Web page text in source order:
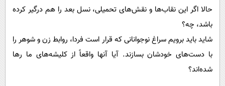
حالا اگر این نقاب‌ها و نقش‌های تحمیلی، نسل بعد را هم درگیر کرده
باشد، چه؟
شاید باید برویم سراغ نوجوانانی که قرار است فردا، روابط زن و شوهر را
با دست‌های خودشان بسازند. آیا آنها واقعاً از کلیشه‌های ما رها
شده‌اند؟